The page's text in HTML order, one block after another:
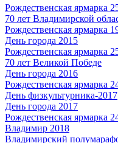
Рождественская ярмарка
70 лет Владимирской
Рождественская ярмарка
День города 2015
Рождественская ярмарка
70 лет Великой Победе
День города 2016
Рождественская ярмарка
День физкультурника-2017
День города 2017
Рождественская ярмарка
Владимир 2018
Владимирский